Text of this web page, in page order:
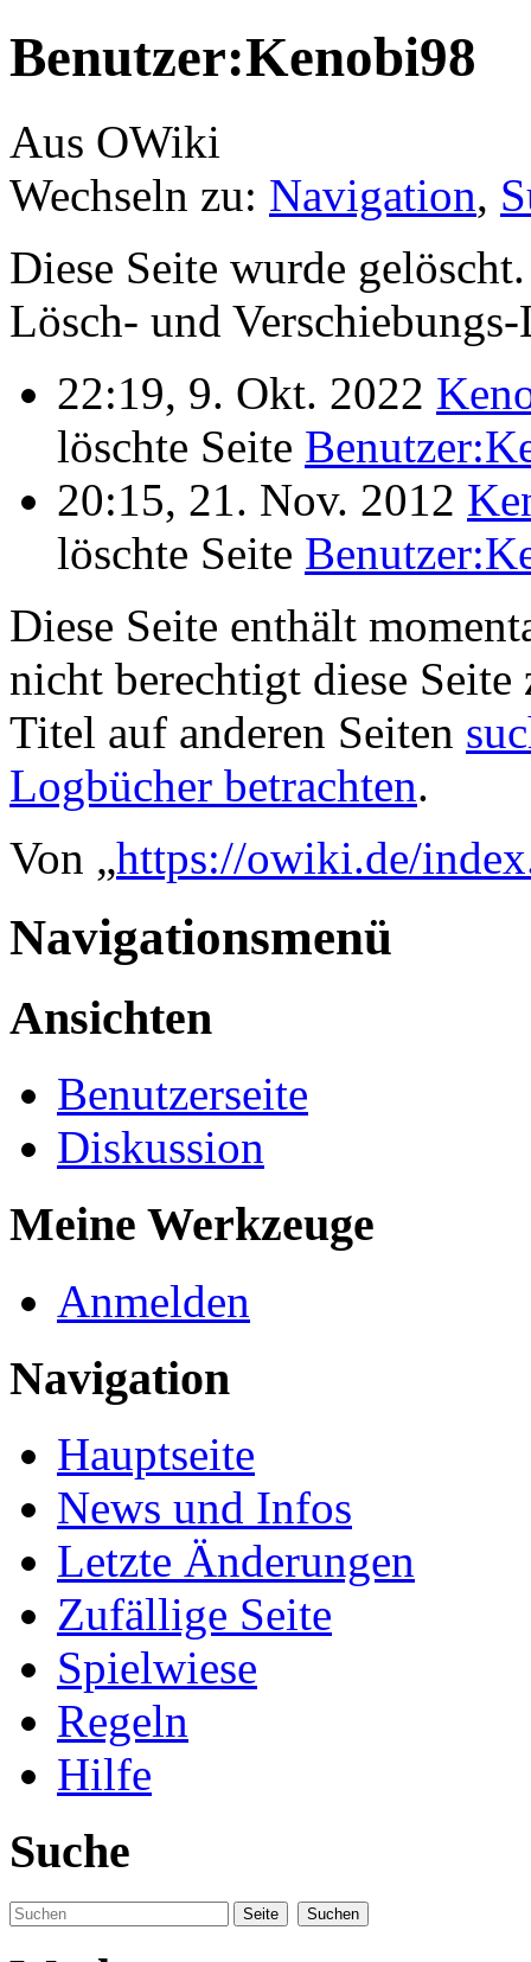
Benutzer:Kenobi98
Aus OWiki
Wechseln zu: Navigation,
Diese Seite wurde
Lösch- und
22:19, 9. Okt. 2022
löschte Seite
20:15, 21. Nov. 2012
löschte Seite
Diese Seite enthält
nicht berechtigt diese
Titel auf anderen Seiten
Logbücher betrachten.
Von „https://owiki.de/
Navigationsmenü
Ansichten
Benutzerseite
Diskussion
Meine Werkzeuge
Anmelden
Navigation
Hauptseite
News und Infos
Letzte Änderungen
Zufällige Seite
Spielwiese
Regeln
Hilfe
Suche